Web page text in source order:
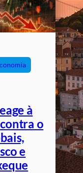
à
o
e